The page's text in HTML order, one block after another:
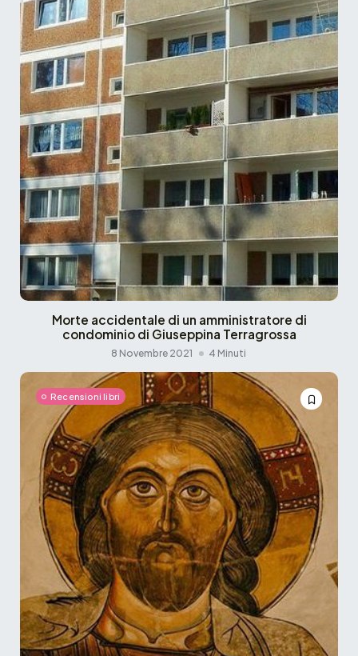
Morte accidentale di un amministratore di
condominio di Giuseppina Terragrossa
8 Novembre 2021 4 Minuti
Recensioni libri